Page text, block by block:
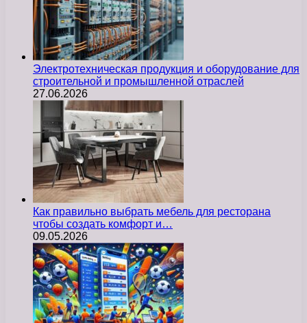
Электротехническая продукция и оборудование для
строительной и промышленной отраслей
27.06.2026
Как правильно выбрать мебель для ресторана
чтобы создать комфорт и…
09.05.2026